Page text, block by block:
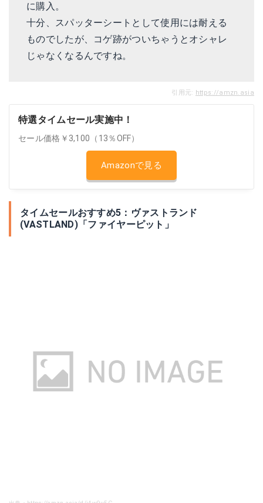
に購入。
十分、スパッターシートとして使用には耐える
ものでしたが、コゲ跡がついちゃうとオシャレ
じゃなくなるんですね。
引用元: https://amzn.asia
特選タイムセール実施中！
セール価格￥3,100（13％OFF）
Amazonで見る
タイムセールおすすめ5：ヴァストランド
(VASTLAND)「ファイヤーピット」